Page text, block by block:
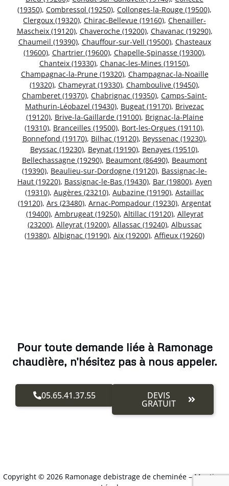
(19350), Combressol (19250), Collonges-la-Rouge (19500),
Clergoux (19320), Chirac-Bellevue (19160), Chenailler-
Mascheix (19120), Chaveroche (19200), Chavanac (19290),
Chaumeil (19390), Chauffour-sur-Vell (19500), Chasteaux
(19600), Chartrier (19600), Chapelle-Spinasse (19300),
Chanteix (19330), Chanac-les-Mines (19150),
Champagnac-la-Prune (19320), Champagnac-la-Noaille
(19320), Chameyrat (19330), Chamboulive (19450),
Chamberet (19370), Chabrignac (19350), Camps-Saint-
Mathurin-Léobazel (19430), Bugeat (19170), Brivezac
(19120), Brive-la-Gaillarde (19100), Brignac-la-Plaine
(19310), Branceilles (19500), Bort-les-Orgues (19110),
Bonnefond (19170), Bilhac (19120), Beyssenac (19230),
Beyssac (19230), Beynat (19190), Benayes (19510),
Bellechassagne (19290), Beaumont (86490), Beaumont
(19390), Beaulieu-sur-Dordogne (19120), Bassignac-le-
Haut (19220), Bassignac-le-Bas (19430), Bar (19800), Ayen
(19310), Augères (23210), Aubazine (19190), Astaillac
(19120), Ars (23480), Arnac-Pompadour (19230), Argentat
(19400), Ambrugeat (19250), Altillac (19120), Alleyrat
(23200), Alleyrat (19200), Allassac (19240), Albussac
(19380), Albignac (19190), Aix (19200), Affieux (19260)
Pour toute demande liée à Ramonage
chaudière, n'hésitez pas à nous appeler.
05.65.41.37.55 DEVIS
GRATUIT
Copyright © 2026 Ramonage debistrage de cheminée –Mentions